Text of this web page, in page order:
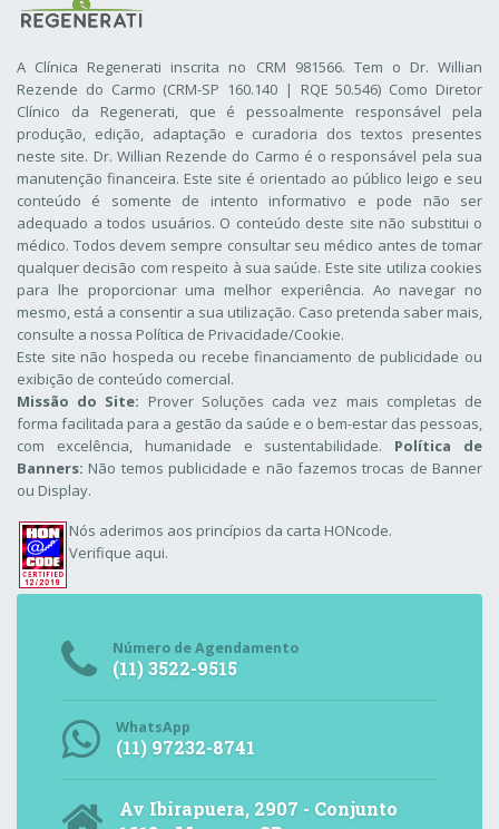
A Clínica Regenerati inscrita no CRM 981566. Tem o Dr. Willian
Rezende do Carmo (CRM-SP 160.140 | RQE 50.546) Como Diretor
Clínico da Regenerati, que é pessoalmente responsável pela
produção, edição, adaptação e curadoria dos textos presentes
neste site. Dr. Willian Rezende do Carmo é o responsável pela sua
manutenção financeira. Este site é orientado ao público leigo e seu
conteúdo é somente de intento informativo e pode não ser
adequado a todos usuários. O conteúdo deste site não substitui o
médico. Todos devem sempre consultar seu médico antes de tomar
qualquer decisão com respeito à sua saúde. Este site utiliza cookies
para lhe proporcionar uma melhor experiência. Ao navegar no
mesmo, está a consentir a sua utilização. Caso pretenda saber mais,
consulte a nossa Política de Privacidade/Cookie.
Este site não hospeda ou recebe financiamento de publicidade ou
exibição de conteúdo comercial.
Missão do Site: Prover Soluções cada vez mais completas de
forma facilitada para a gestão da saúde e o bem-estar das pessoas,
com excelência, humanidade e sustentabilidade. Política de
Banners: Não temos publicidade e não fazemos trocas de Banner
ou Display.
Nós aderimos aos princípios da carta HONcode.
Verifique aqui.
Número de Agendamento
(11) 3522-9515
WhatsApp
(11) 97232-8741
Av Ibirapuera, 2907 - Conjunto